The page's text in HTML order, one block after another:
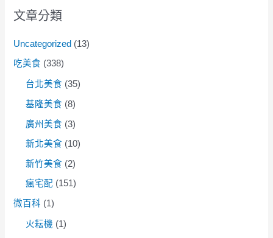
文章分類
Uncategorized (13)
吃美食 (338)
台北美食 (35)
基隆美食 (8)
廣州美食 (3)
新北美食 (10)
新竹美食 (2)
瘋宅配 (151)
微百科 (1)
火耘機 (1)